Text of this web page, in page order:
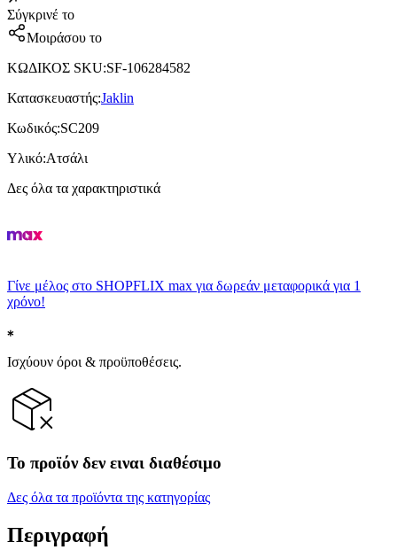
Σύγκρινέ το
Μοιράσου το
ΚΩΔΙΚΟΣ SKU:SF-106284582
Κατασκευαστής:Jaklin
Κωδικός:SC209
Υλικό:Ατσάλι
Δες όλα τα χαρακτηριστικά
Γίνε μέλος στο SHOPFLIX max για δωρεάν μεταφορικά για 1
χρόνο!
Ισχύουν όροι & προϋποθέσεις.
Το προϊόν δεν ειναι διαθέσιμο
Δες όλα τα προϊόντα της κατηγορίας
Περιγραφή